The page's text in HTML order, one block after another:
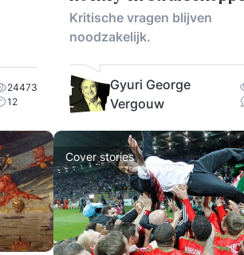
24473
12
Kritische vragen blijven
noodzakelijk.
Gyuri George
Vergouw
Cover stories